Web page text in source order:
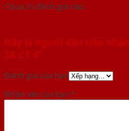
Chưa có đánh giá nào.
Hãy là người đầu tiên
3A C1 4”
Đánh giá của bạn
Nhận xét của bạn *